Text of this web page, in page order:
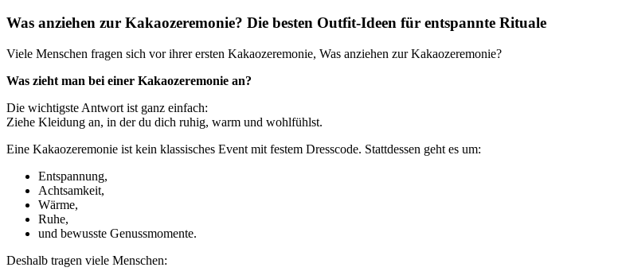
Was anziehen zur Kakaozeremonie? Die besten Outfit-Ideen für entspannte Rituale
Viele Menschen fragen sich vor ihrer ersten Kakaozeremonie, Was anziehen zur Kakaozeremonie?
Was zieht man bei einer Kakaozeremonie an?
Die wichtigste Antwort ist ganz einfach:
Ziehe Kleidung an, in der du dich ruhig, warm und wohlfühlst.
Eine Kakaozeremonie ist kein klassisches Event mit festem Dresscode. Stattdessen geht es um:
Entspannung,
Achtsamkeit,
Wärme,
Ruhe,
und bewusste Genussmomente.
Deshalb tragen viele Menschen: